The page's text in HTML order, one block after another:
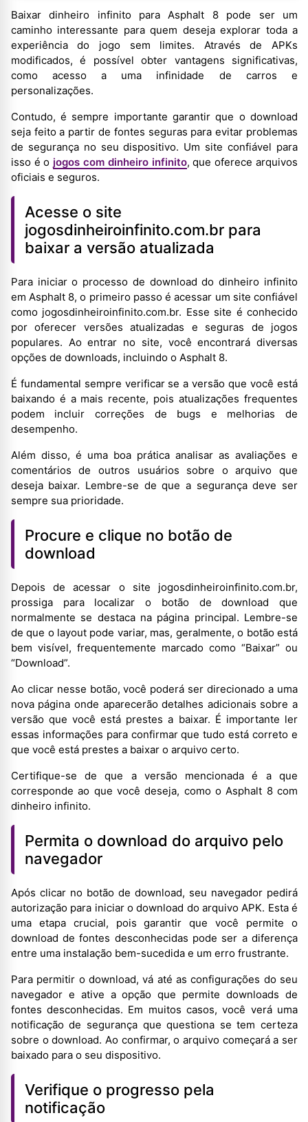
Baixar dinheiro infinito para Asphalt 8 pode ser um
caminho interessante para quem deseja explorar toda a
experiência do jogo sem limites. Através de APKs
modificados, é possível obter vantagens significativas,
como acesso a uma infinidade de carros e
personalizações.
Contudo, é sempre importante garantir que o download
seja feito a partir de fontes seguras para evitar problemas
de segurança no seu dispositivo. Um site confiável para
isso é o jogos com dinheiro infinito, que oferece arquivos
oficiais e seguros.
Acesse o site
jogosdinheiroinfinito.com.br para
baixar a versão atualizada
Para iniciar o processo de download do dinheiro infinito
em Asphalt 8, o primeiro passo é acessar um site confiável
como jogosdinheiroinfinito.com.br. Esse site é conhecido
por oferecer versões atualizadas e seguras de jogos
populares. Ao entrar no site, você encontrará diversas
opções de downloads, incluindo o Asphalt 8.
É fundamental sempre verificar se a versão que você está
baixando é a mais recente, pois atualizações frequentes
podem incluir correções de bugs e melhorias de
desempenho.
Além disso, é uma boa prática analisar as avaliações e
comentários de outros usuários sobre o arquivo que
deseja baixar. Lembre-se de que a segurança deve ser
sempre sua prioridade.
Procure e clique no botão de
download
Depois de acessar o site jogosdinheiroinfinito.com.br,
prossiga para localizar o botão de download que
normalmente se destaca na página principal. Lembre-se
de que o layout pode variar, mas, geralmente, o botão está
bem visível, frequentemente marcado como “Baixar” ou
“Download”.
Ao clicar nesse botão, você poderá ser direcionado a uma
nova página onde aparecerão detalhes adicionais sobre a
versão que você está prestes a baixar. É importante ler
essas informações para confirmar que tudo está correto e
que você está prestes a baixar o arquivo certo.
Certifique-se de que a versão mencionada é a que
corresponde ao que você deseja, como o Asphalt 8 com
dinheiro infinito.
Permita o download do arquivo pelo
navegador
Após clicar no botão de download, seu navegador pedirá
autorização para iniciar o download do arquivo APK. Esta é
uma etapa crucial, pois garantir que você permite o
download de fontes desconhecidas pode ser a diferença
entre uma instalação bem-sucedida e um erro frustrante.
Para permitir o download, vá até as configurações do seu
navegador e ative a opção que permite downloads de
fontes desconhecidas. Em muitos casos, você verá uma
notificação de segurança que questiona se tem certeza
sobre o download. Ao confirmar, o arquivo começará a ser
baixado para o seu dispositivo.
Verifique o progresso pela
notificação